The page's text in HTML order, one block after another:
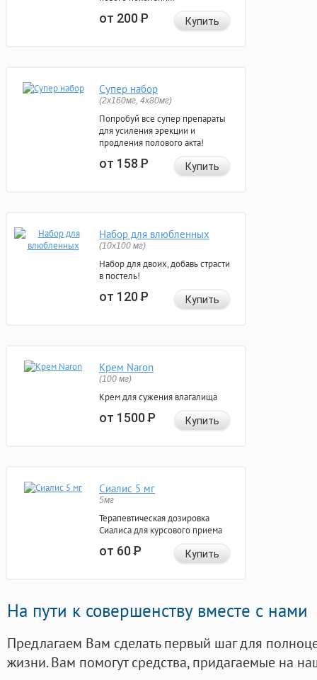
от 200Р Купить
Супер набор
(2х160мг, 4х80мг)
Попробуй все супер препараты
для усиления эрекции и
продления полового акта!
от 158Р Купить
Набор для влюбленных
(10х100 мг)
Набор для двоих, добавь страсти
в постель!
от 120Р Купить
Крем Naron
(100 мг)
Крем для сужения влагалища
от 1500Р Купить
Сиалис 5 мг
5мг
Терапевтическая дозировка
Сиалиса для курсового приема
от 60Р Купить
На пути к совершенству вместе с нами
Предлагаем Вам сделать первый шаг для
жизни. Вам помогут средства, придагаемые на